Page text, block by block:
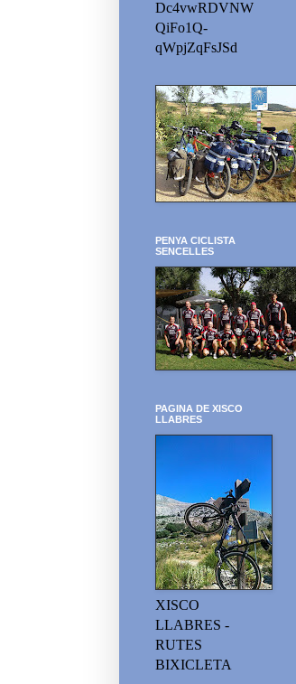
Dc4vwRDVNW
QiFo1Q-
qWpjZqFsJSd
PENYA CICLISTA
SENCELLES
PAGINA DE XISCO
LLABRES
XISCO
LLABRES -
RUTES
BIXICLETA